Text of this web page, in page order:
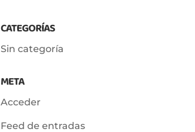
CATEGORÍAS
Sin categoría
META
Acceder
Feed de entradas